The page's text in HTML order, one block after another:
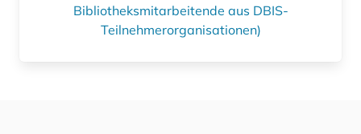
Bibliotheksmitarbeitende aus DBIS-
Teilnehmerorganisationen)